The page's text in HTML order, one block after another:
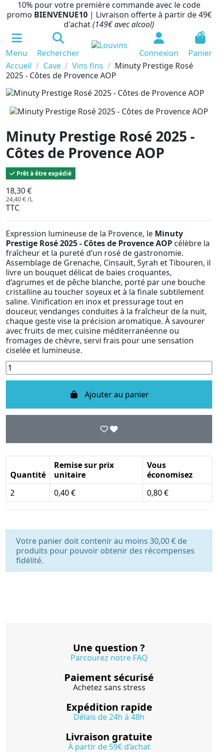
10% pour votre première commande avec le code
promo BIENVENUE10 | Livraison offerte à partir de 49€
d'achat(149€ avec alcool)
Menu Rechercher Connexion
0
Panier
Accueil
Cave Vins fins
Minuty Prestige Rosé
2025 - Côtes de Provence AOP
Minuty Prestige Rosé 2025 -
Côtes de Provence AOP
Prêt à être expédié
18,30 €
24,40 € /L
TTC
Expression lumineuse de la Provence, le Minuty
Prestige Rosé 2025 - Côtes de Provence AOP célèbre la
fraîcheur et la pureté d’un rosé de gastronomie.
Assemblage de Grenache, Cinsault, Syrah et Tibouren, il
livre un bouquet délicat de baies croquantes,
d’agrumes et de pêche blanche, porté par une bouche
cristalline au toucher soyeux et à la finale subtilement
saline. Vinification en inox et pressurage tout en
douceur, vendanges conduites à la fraîcheur de la nuit,
chaque geste vise la précision aromatique. À savourer
avec fruits de mer, cuisine méditerranéenne ou
fromages de chèvre, servi frais pour une sensation
ciselée et lumineuse.
Ajouter au panier
Quantité
Remise sur prix
unitaire
Vous
économisez
2
0,40 € 0,80 €
Votre panier doit contenir au moins 30,00 € de
produits pour pouvoir obtenir des récompenses
fidélité.
Une question ?
Parcourez notre FAQ
Paiement sécurisé
Achetez sans stress
Expédition rapide
Délais de 24h à 48h
Livraison gratuite
À partir de 59€ d’achat